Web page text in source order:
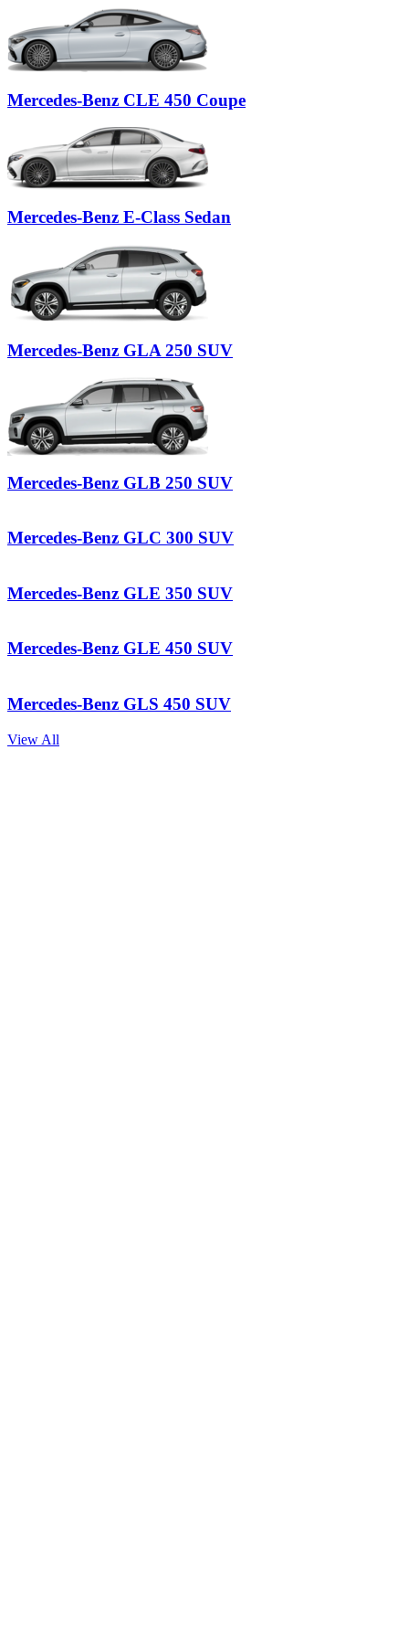
Mercedes-Benz CLE 450 Coupe
Mercedes-Benz E-Class Sedan
Mercedes-Benz GLA 250 SUV
Mercedes-Benz GLB 250 SUV
Mercedes-Benz GLC 300 SUV
Mercedes-Benz GLE 350 SUV
Mercedes-Benz GLE 450 SUV
Mercedes-Benz GLS 450 SUV
View All